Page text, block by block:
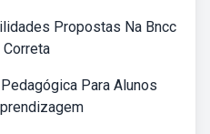
Propostas Na Bncc
Para Alunos